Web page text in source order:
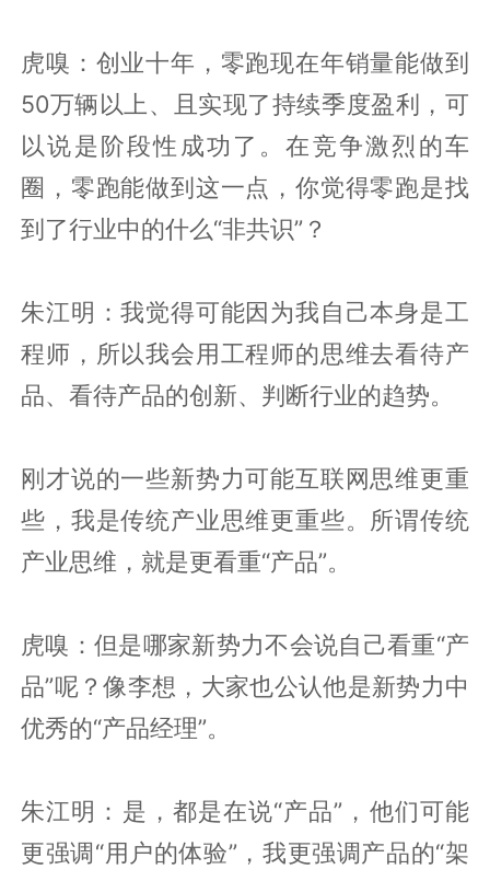
虎嗅：创业十年，零跑现在年销量能做到
50万辆以上、且实现了持续季度盈利，可
以说是阶段性成功了。在竞争激烈的车
圈，零跑能做到这一点，你觉得零跑是找
到了行业中的什么“非共识”？
朱江明：我觉得可能因为我自己本身是工
程师，所以我会用工程师的思维去看待产
品、看待产品的创新、判断行业的趋势。
刚才说的一些新势力可能互联网思维更重
些，我是传统产业思维更重些。所谓传统
产业思维，就是更看重“产品”。
虎嗅：但是哪家新势力不会说自己看重“产
品”呢？像李想，大家也公认他是新势力中
优秀的“产品经理”。
朱江明：是，都是在说“产品”，他们可能
更强调“用户的体验”，我更强调产品的“架